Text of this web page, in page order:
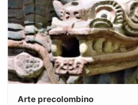
Arte precolombino